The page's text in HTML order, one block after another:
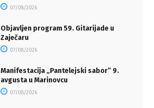
07/08/2026
Objavljen program 59. Gitarijade u
Zaječaru
07/08/2026
Manifestacija „Pantelejski sabor” 9.
avgusta u Marinovcu
07/08/2026